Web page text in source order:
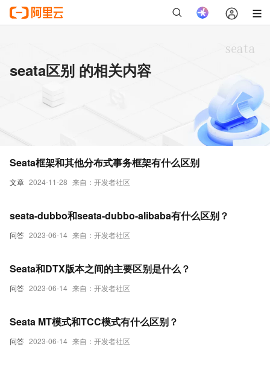
seata区别 的相关内容
文章 2024-11-28 来自：开发者社区
Seata框架和其他分布式事务框架有什么区别
问答 2023-06-14 来自：开发者社区
seata-dubbo和seata-dubbo-alibaba有什么区别？
问答 2023-06-14 来自：开发者社区
Seata和DTX版本之间的主要区别是什么？
问答 2023-06-14 来自：开发者社区
Seata MT模式和TCC模式有什么区别？